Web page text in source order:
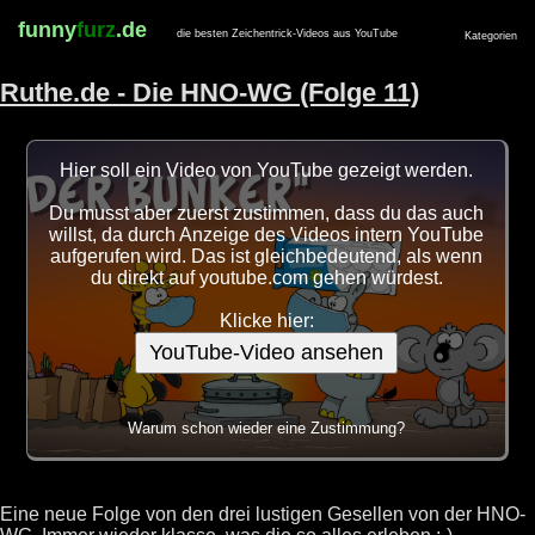
funnyfurz.de die besten Zeichentrick-Videos aus YouTube Kategorien
Ruthe.de - Die HNO-WG (Folge 11)
Hier soll ein Video von YouTube gezeigt werden.
Du musst aber zuerst zustimmen, dass du das auch
willst, da durch Anzeige des Videos intern YouTube
aufgerufen wird. Das ist gleichbedeutend, als wenn
du direkt auf youtube.com gehen würdest.
Klicke hier:
YouTube-Video ansehen
Warum schon wieder eine Zustimmung?
Eine neue Folge von den drei lustigen Gesellen von der HNO-